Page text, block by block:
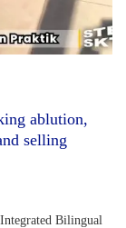
ablution,
selling
Bilingual